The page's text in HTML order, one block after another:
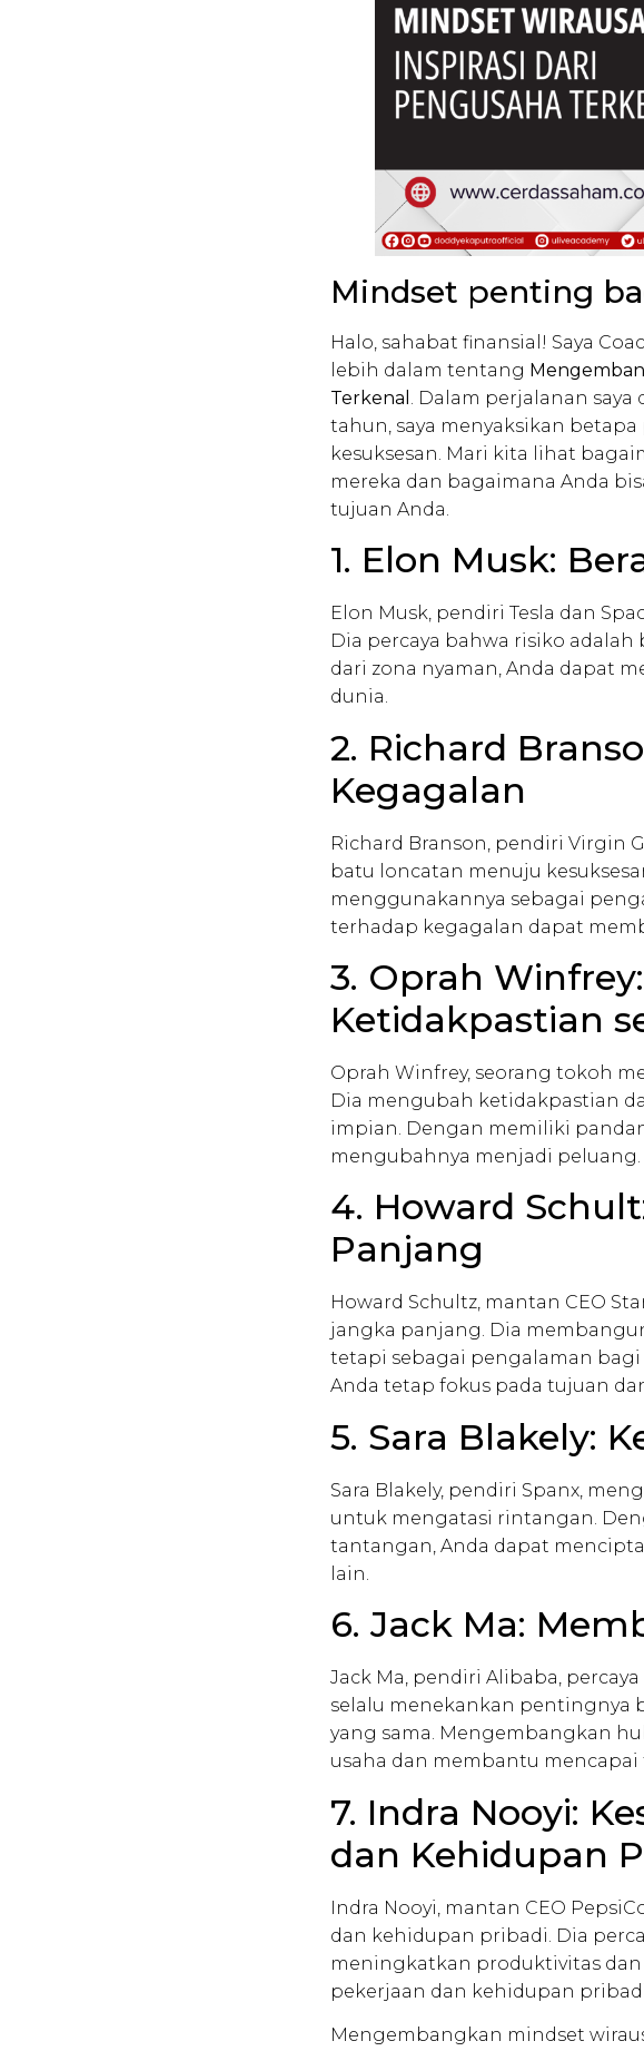
Mindset penting
Halo, sahabat finansial! Saya
lebih dalam tentang
Terkenal . Dalam perjalanan saya
tahun, saya menyaksikan
kesuksesan. Mari kita lihat
mereka dan bagaimana Anda
tujuan Anda.
1. Elon Musk:
Elon Musk, pendiri Tesla dan
Dia percaya bahwa risiko
dari zona nyaman, Anda dapat
dunia.
2. Richard
Kegagalan
Richard Branson, pendiri Virgin
batu loncatan menuju
menggunakannya sebagai
terhadap kegagalan dapat
3. Oprah
Ketidakpastian
Oprah Winfrey, seorang tokoh
Dia mengubah ketidakpastian
impian. Dengan memiliki
mengubahnya menjadi peluang.
4. Howard
Panjang
Howard Schultz, mantan CEO
jangka panjang. Dia
tetapi sebagai pengalaman
Anda tetap fokus pada tujuan
5. Sara Blakely:
Sara Blakely, pendiri Spanx,
untuk mengatasi rintangan.
tantangan, Anda dapat
lain.
6. Jack Ma:
Jack Ma, pendiri Alibaba,
selalu menekankan pentingnya
yang sama. Mengembangkan
usaha dan membantu mencapai
7. Indra Nooyi:
dan Kehidupan
Indra Nooyi, mantan CEO
dan kehidupan pribadi. Dia
meningkatkan produktivitas
pekerjaan dan kehidupan
Mengembangkan mindset